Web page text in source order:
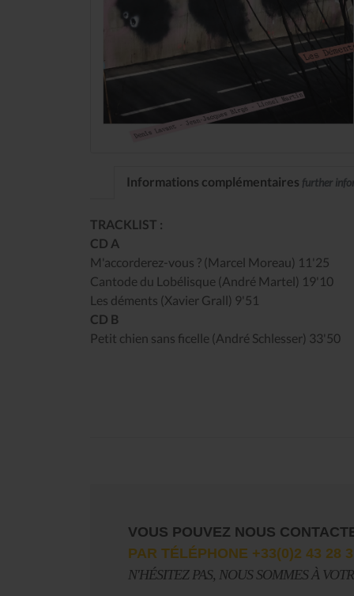
Informations complémentaires further
TRACKLIST :
CD A
M'accorderez-vous ? (Marcel Moreau) 11'25
Cantode du Lobélisque (André Martel) 19'10
Les déments (Xavier Grall) 9'51
CD B
Petit chien sans ficelle (André Schlesser) 33'50
VOUS POUVEZ NOUS
PAR TÉLÉPHONE +33(0)2 43 28
N'HÉSITEZ PAS, NOUS SOMMES À